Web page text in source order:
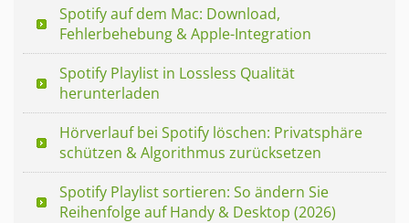
Spotify auf dem Mac: Download,
Fehlerbehebung & Apple-Integration
Spotify Playlist in Lossless Qualität
herunterladen
Hörverlauf bei Spotify löschen: Privatsphäre
schützen & Algorithmus zurücksetzen
Spotify Playlist sortieren: So ändern Sie
Reihenfolge auf Handy & Desktop (2026)